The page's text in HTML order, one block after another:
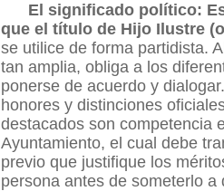
El significado político:
que el título de Hijo Ilustre (o
se utilice de forma partidista.
tan amplia, obliga a los
ponerse de acuerdo y
honores y distinciones
destacados son competencia
Ayuntamiento, el cual debe
previo que justifique los
persona antes de someterlo a